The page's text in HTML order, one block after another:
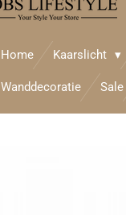
Home Kaarslicht
Wanddecoratie Sale